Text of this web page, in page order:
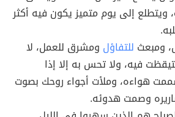
ويتطلع إلى يوم متميز يكون فيه أكثر
ومبعث للتفاؤل ومشرق للعمل، لا
فيه، ولا تحس به إلا إذا
هواءه، وملأت أجواء روحك بصوت
وصمت هدوئه.